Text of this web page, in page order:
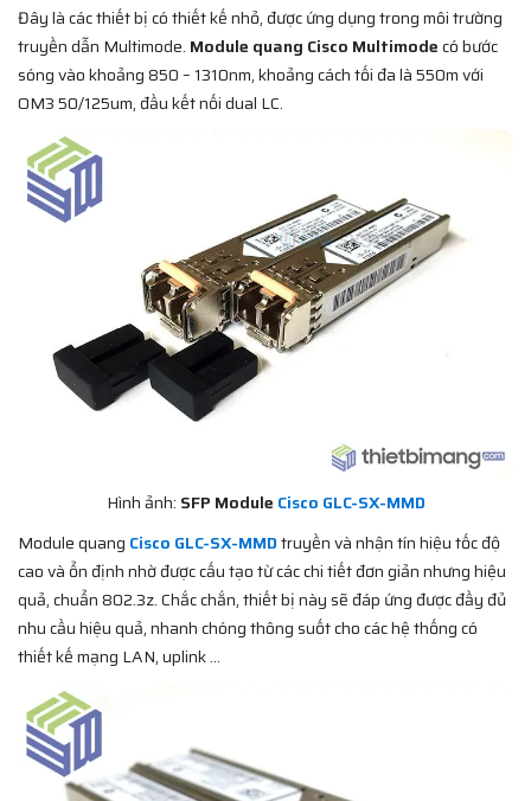
Đây là các thiết bị có thiết kế nhỏ, được ứng dụng trong môi trường
truyền dẫn Multimode. Module quang Cisco Multimodecó bước
sóng vào khoảng 850 – 1310nm, khoảng cách tối đa là 550m với
OM3 50/125um, đầu kết nối dual LC.
Hình ảnh: SFP Module Cisco GLC-SX-MMD
Module quang Cisco GLC-SX-MMDtruyền và nhận tín hiệu tốc độ
cao và ổn định nhờ được cấu tạo từ các chi tiết đơn giản nhưng hiệu
quả, chuẩn 802.3z. Chắc chắn, thiết bị này sẽ đáp ứng được đầy đủ
nhu cầu hiệu quả, nhanh chóng thông suốt cho các hệ thống có
thiết kế mạng LAN, uplink …